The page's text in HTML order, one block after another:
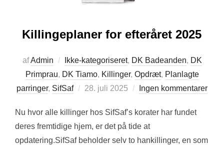
Killingeplaner for efteråret 2025
afAdmin Ikke-kategoriseret, DK Badeanden, DK
Primprau, DK Tiamo, Killinger, Opdræt, Planlagte
parringer, SifSaf
Udgivet
28. juli 2025 Ingen kommentarer
Nu hvor alle killinger hos SifSaf’s korater har fundet
deres fremtidige hjem, er det på tide at
opdatering.SifSaf beholder selv to hankillinger, en som